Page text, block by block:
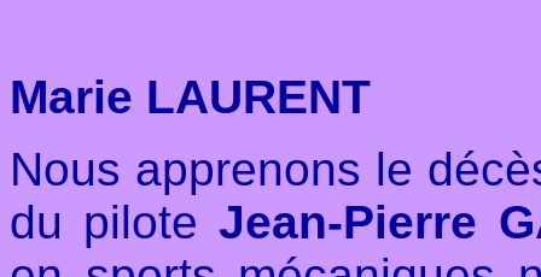
Marie LAURENT
Nous apprenons le
du piloteJean-Pierre